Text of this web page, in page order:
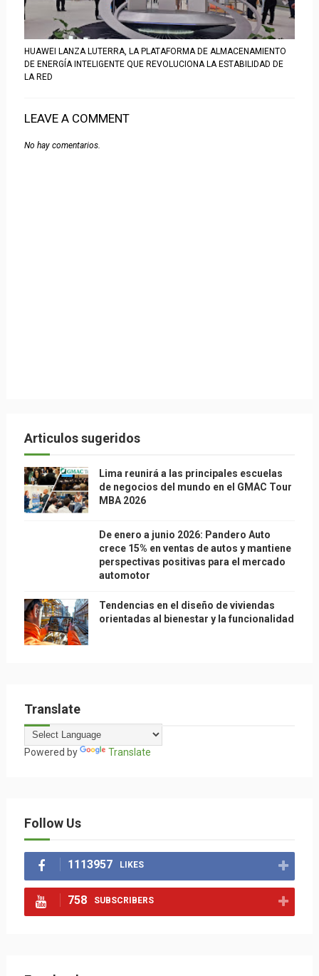
HUAWEI LANZA LUTERRA, LA PLATAFORMA DE ALMACENAMIENTO
DE ENERGÍA INTELIGENTE QUE REVOLUCIONA LA ESTABILIDAD DE
LA RED
LEAVE A COMMENT
No hay comentarios.
Articulos sugeridos
Lima reunirá a las principales escuelas
de negocios del mundo en el GMAC Tour
MBA 2026
De enero a junio 2026: Pandero Auto
crece 15% en ventas de autos y mantiene
perspectivas positivas para el mercado
automotor
Tendencias en el diseño de viviendas
orientadas al bienestar y la funcionalidad
Translate
Powered by Translate
Follow Us
1113957 LIKES
758 SUBSCRIBERS